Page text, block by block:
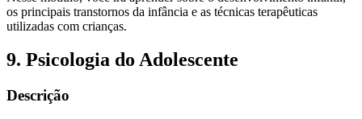
os principais transtornos da infância e as técnicas terapêuticas
utilizadas com crianças.
9. Psicologia do Adolescente
Descrição